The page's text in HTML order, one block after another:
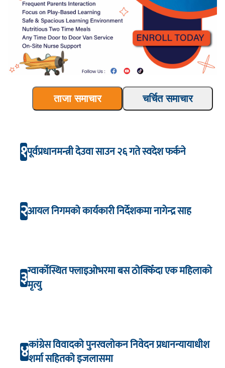
ताजा समाचार चर्चित समाचार
१पूर्वप्रधानमन्त्री देउवा साउन २६ गते स्वदेश फर्कने
२आयल निगमको कार्यकारी निर्देशकमा नागेन्द्र साह
३ग्वार्कोस्थित फ्लाइओभरमा बस ठोक्किँदा एक महिलाको
मृत्यु
४कांग्रेस विवादको पुनरवलोकन निवेदन प्रधानन्यायाधीश
शर्मा सहितको इजलासमा